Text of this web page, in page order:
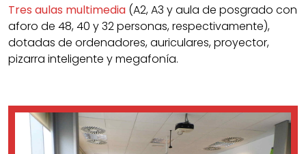
Tres aulas multimedia (A2, A3 y aula de posgrado con
aforo de 48, 40 y 32 personas, respectivamente),
dotadas de ordenadores, auriculares, proyector,
pizarra inteligente y megafonía.